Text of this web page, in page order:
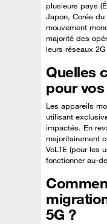
plusieurs pays
Japon, Corée du
mouvement
majorité des
leurs réseaux
Quelles
pour
Les appareils
utilisant
impactés. En
majoritairement
VoLTE (pour les
fonctionner au-
5G ?